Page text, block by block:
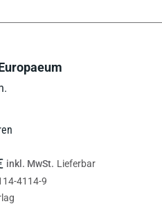
inkl. MwSt. Lieferbar
4114-9